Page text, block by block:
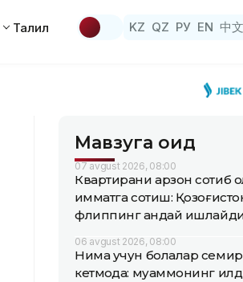
Таҳлил KZ QZ РУ EN 中文
Мавзуга оид
07 avgust 2026, 08:00
Квартирани арзон сотиб
қимматга сотиш:
флиппинг қандай
06 avgust 2026, 08:00
Нима учун болалар
кетмоқда: муаммонинг